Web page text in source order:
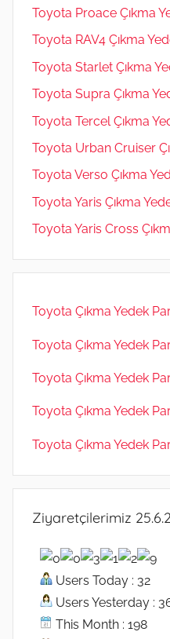
Toyota Proace Çıkma
Toyota RAV4 Çıkma
Toyota Starlet Çıkma
Toyota Supra Çıkma
Toyota Tercel Çıkma
Toyota Urban Cruiser
Toyota Verso Çıkma
Toyota Yaris Çıkma
Toyota Yaris Cross
Toyota Çıkma Yedek
Toyota Çıkma Yedek
Toyota Çıkma Yedek
Toyota Çıkma Yedek
Toyota Çıkma Yedek
Ziyaretçilerimiz
Users Today : 32
Users Yesterday :
This Month : 198